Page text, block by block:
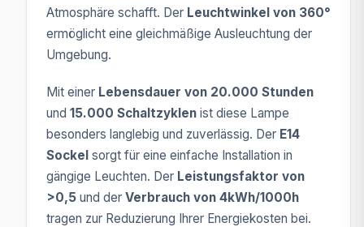
Atmosphäre schafft. Der Leuchtwinkel von 360°
ermöglicht eine gleichmäßige Ausleuchtung der
Umgebung.
Mit einer Lebensdauer von 20.000 Stunden
und 15.000 Schaltzyklen ist diese Lampe
besonders langlebig und zuverlässig. Der E14
Sockel sorgt für eine einfache Installation in
gängige Leuchten. Der Leistungsfaktor von
>0,5 und der Verbrauch von 4kWh/1000h
tragen zur Reduzierung Ihrer Energiekosten bei.